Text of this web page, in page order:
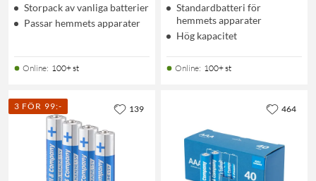
Storpack av vanliga batterier
Passar hemmets apparater
Online: 100+ st
Standardbatteri för
hemmets apparater
Hög kapacitet
Online: 100+ st
3 FÖR 99:- 139 464